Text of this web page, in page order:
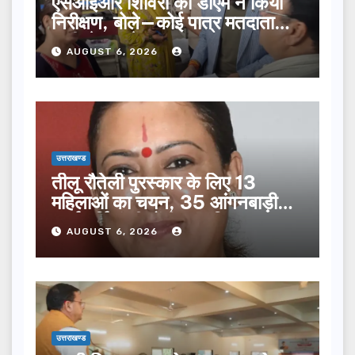
निरीक्षण, बोले—कोई पात्र मतदाता
सूची से न छूटे…
AUGUST 6, 2026
उत्तराखण्ड
तीलू रौतेली पुरस्कार के लिए 13
महिलाओं का चयन, 35 आंगनबाड़ी
कार्यकर्तियां भी होंगी सम्मानित…
AUGUST 6, 2026
उत्तराखण्ड